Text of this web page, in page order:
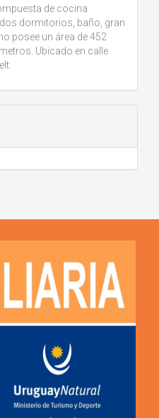
de cocina
dormitorios, baño, gran
posee un área de 452
Ubicado en calle